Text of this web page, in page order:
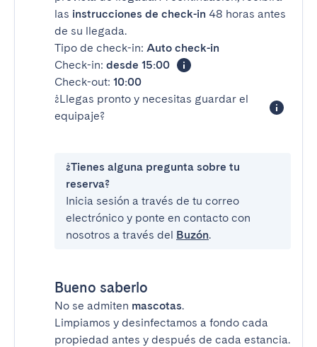
las instrucciones de check-in 48 horas antes
de su llegada.
Tipo de check-in: Auto check-in
Check-in: desde 15:00
Check-out: 10:00
¿Llegas pronto y necesitas guardar el
equipaje?
¿Tienes alguna pregunta sobre tu
reserva?
Inicia sesión a través de tu correo
electrónico y ponte en contacto con
nosotros a través del Buzón.
Bueno saberlo
No se admiten mascotas.
Limpiamos y desinfectamos a fondo cada
propiedad antes y después de cada estancia.